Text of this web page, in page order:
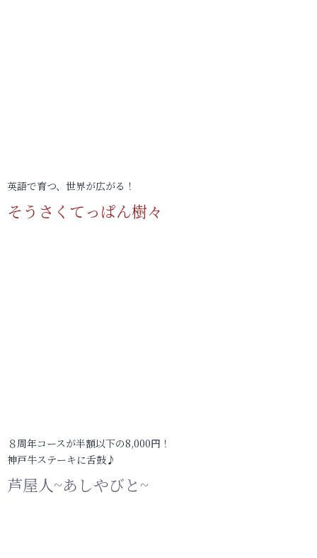
英語で育つ、世界が広がる！
そうさくてっぱん樹々
８周年コースが半額以下の8,000円！
神戸牛ステーキに舌鼓♪
芦屋人~あしやびと~